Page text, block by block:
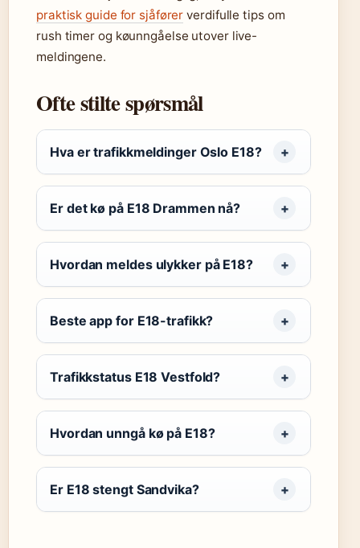
praktisk guide for sjåfører verdifulle tips om
rush timer og køunngåelse utover live-
meldingene.
Ofte stilte spørsmål
Hva er trafikkmeldinger Oslo E18?
Er det kø på E18 Drammen nå?
Hvordan meldes ulykker på E18?
Beste app for E18-trafikk?
Trafikkstatus E18 Vestfold?
Hvordan unngå kø på E18?
Er E18 stengt Sandvika?